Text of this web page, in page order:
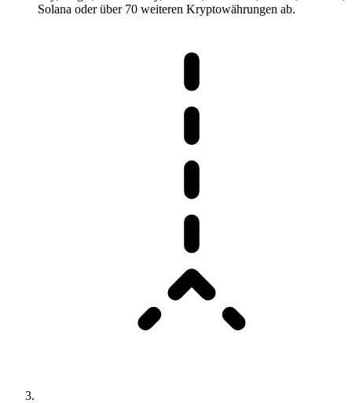
Solana oder über 70 weiteren Kryptowährungen ab.